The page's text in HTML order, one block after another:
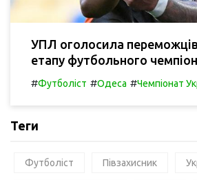
УПЛ оголосила
етапу футбольного
#Футболіст #Одеса #Чемпіонат
Теги
Футболіст Півзахисник